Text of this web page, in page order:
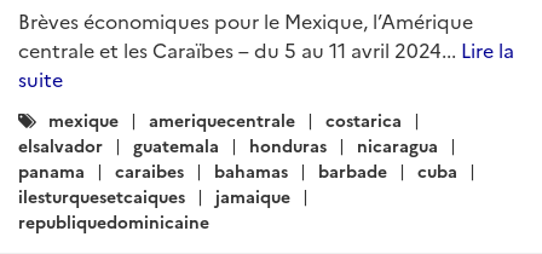
novembre 2024
Rédigé par : DG Trésor
Brèves économiques pour le Mexique, l’Amérique
centrale et les Caraïbes – Semaine du 28 novembre
2024... Lire la suite
Catégories
:
Mexique Guatemala Honduras
CostaRica